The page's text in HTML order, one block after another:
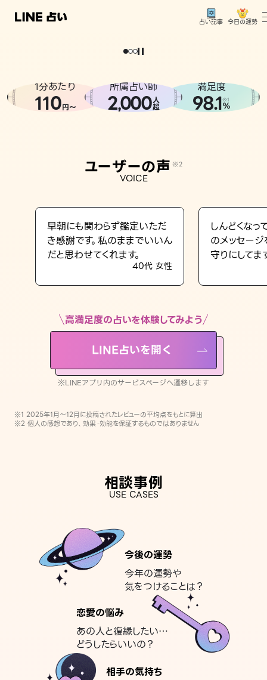
占い記事 今日の運勢
相談事例
LINE占いを開く
※LINEアプリ内のサービスページへ遷移します
どうせなら
。
1分あたり
110円〜
所属占い師
2,000人
超
満足度
98.1※1
%
ユーザーの声 ※2
VOICE
早朝にも関わらず鑑定いただ
き感謝です。私のままでいいん
だと思わせてくれます。
40代 女性
しんどくなっ
のメッセー
守りにしてま
高満足度の占いを体験してみよう
LINE占いを開く
※LINEアプリ内のサービスページへ遷移します
※1 2025年1月〜12月に投稿されたレビューの平均点をもとに算出
※2 個人の感想であり、効果・効能を保証するものではありません
相談事例
USE CASES
今後の運勢
今年の運勢や
気をつけることは？
恋愛の悩み
あの人と復縁したい…
どうしたらいいの？
相手の気持ち